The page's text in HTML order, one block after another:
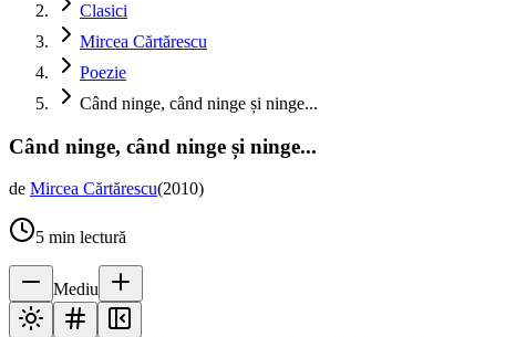
Clasici
Mircea Cărtărescu
Poezie
Când ninge, când ninge și ninge...
Când ninge, când ninge și ninge...
de Mircea Cărtărescu(2010)
5 min lectură
Mediu